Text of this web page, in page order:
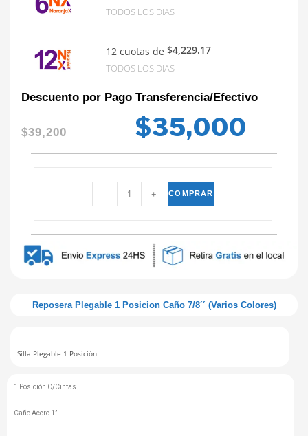
TODOS LOS DIAS
12 cuotas de $4,229.17
TODOS LOS DIAS
Descuento por Pago Transferencia/Efectivo
$39,200 $35,000
- + COMPRAR
Reposera Plegable 1 Posicion Caño 7/8´´ (Varios Colores)
Silla Plegable 1 Posición
1 Posición C/Cintas
Caño Acero 1”